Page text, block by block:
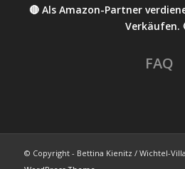
🔴 Als Amazon-Partner
Verkäufen.
FAQ
© Copyright - Bettina Kienitz / Wichtel-